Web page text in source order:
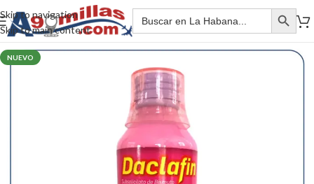
Skip to navigation
Skip to main content
NUEVO